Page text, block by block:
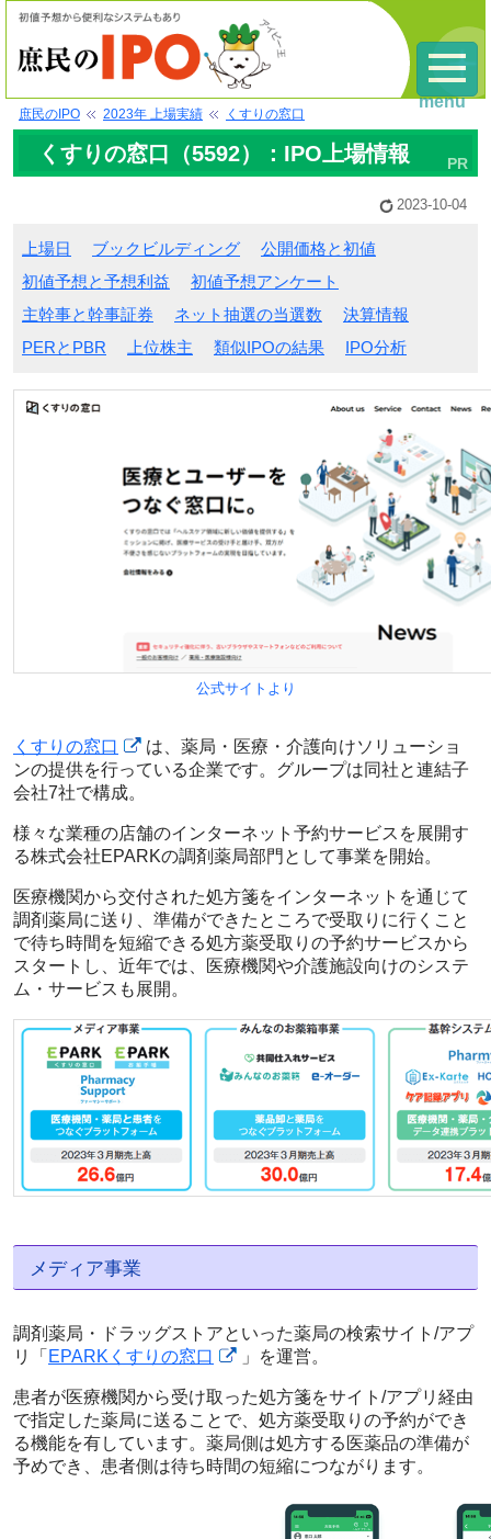
庶民のIPO 2023年 上場実績 くすりの窓口
くすりの窓口（5592）：IPO上場情報
2023-10-04
上場日 ブックビルディング
公開価格と初値
初値予想と予想利益
初値予想アンケート
主幹事と幹事証券
ネット抽選の当選数
決算情報
PERとPBR
上位株主 類似IPOの結果 IPO分析
公式サイトより
くすりの窓口
は、薬局・医療・介護向けソリューショ
ンの提供を行っている企業です。グループは同社と連結子
会社7社で構成。
様々な業種の店舗のインターネット予約サービスを展開す
る株式会社EPARKの調剤薬局部門として事業を開始。
医療機関から交付された処方箋をインターネットを通じて
調剤薬局に送り、準備ができたところで受取りに行くこと
で待ち時間を短縮できる処方薬受取りの予約サービスから
スタートし、近年では、医療機関や介護施設向けのシステ
ム・サービスも展開。
メディア事業
調剤薬局・ドラッグストアといった薬局の検索サイト/アプ
リ「 EPARKくすりの窓口 」を運営。
患者が医療機関から受け取った処方箋をサイト/アプリ経由
で指定した薬局に送ることで、処方薬受取りの予約ができ
る機能を有しています。薬局側は処方する医薬品の準備が
予めでき、患者側は待ち時間の短縮につながります。
menu